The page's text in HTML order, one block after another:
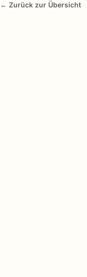
← Zurück zur Übersicht